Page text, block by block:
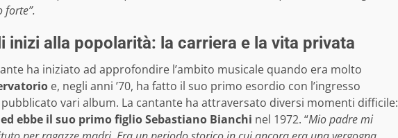
forte”.
inizi alla popolarità: la carriera e la vita privata
ha iniziato ad approfondire l’ambito musicale quando era molto
e, negli anni ’70, ha fatto il suo primo esordio con l’ingresso
vari album. La cantante ha attraversato diversi momenti difficile:
ebbe il suo primo figlio Sebastiano Bianchi nel 1972. “Mio padre mi